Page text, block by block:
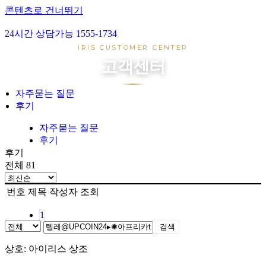
콘텐츠로 건너뛰기
장례준비
자주묻는 질문
후기
24시간 상담가능 1555-1734
IRIS CUSTOMER CENTER
고객센터
자주묻는 질문
후기
자주묻는 질문
후기
후기
전체 81
번호 제목 작성자 조회
1
검색
상호: 아이리스 상조